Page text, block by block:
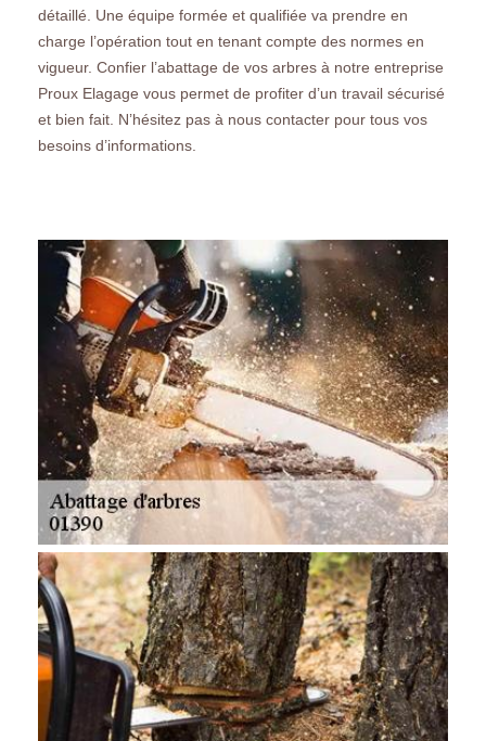
détaillé. Une équipe formée et qualifiée va prendre en
charge l’opération tout en tenant compte des normes en
vigueur. Confier l’abattage de vos arbres à notre entreprise
Proux Elagage vous permet de profiter d’un travail sécurisé
et bien fait. N’hésitez pas à nous contacter pour tous vos
besoins d’informations.